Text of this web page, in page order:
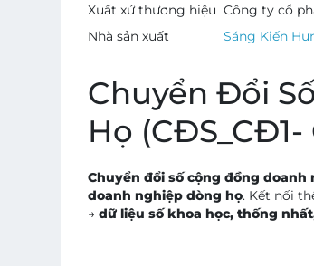
Xuất xứ thương hiệu Công ty cổ
Nhà sản xuất
Sáng Kiến
Chuyển Đổi
Họ
Chuyển đổi số cộng đồng
doanh nghiệp dòng họ. Kết nối
→dữ liệu số khoa học, thống